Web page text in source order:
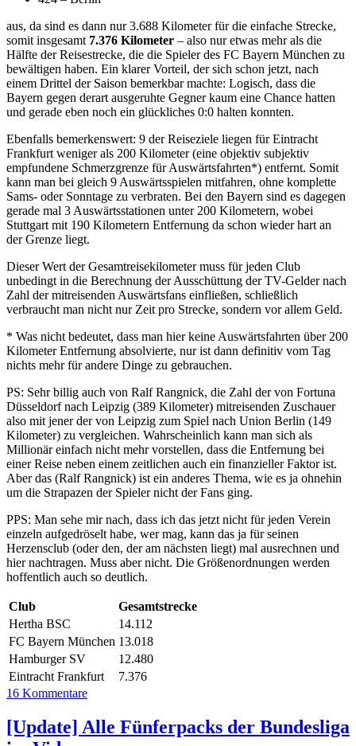
aus, da sind es dann nur 3.688 Kilometer für die einfache Strecke,
somit insgesamt 7.376 Kilometer – also nur etwas mehr als die
Hälfte der Reisestrecke, die die Spieler des FC Bayern München zu
bewältigen haben. Ein klarer Vorteil, der sich schon jetzt, nach
einem Drittel der Saison bemerkbar machte: Logisch, dass die
Bayern gegen derart ausgeruhte Gegner kaum eine Chance hatten
und gerade eben noch ein glückliches 0:0 halten konnten.
Ebenfalls bemerkenswert: 9 der Reiseziele liegen für Eintracht
Frankfurt weniger als 200 Kilometer (eine objektiv subjektiv
empfundene Schmerzgrenze für Auswärtsfahrten*) entfernt. Somit
kann man bei gleich 9 Auswärtsspielen mitfahren, ohne komplette
Sams- oder Sonntage zu verbraten. Bei den Bayern sind es dagegen
gerade mal 3 Auswärtsstationen unter 200 Kilometern, wobei
Stuttgart mit 190 Kilometern Entfernung da schon wieder hart an
der Grenze liegt.
Dieser Wert der Gesamtreisekilometer muss für jeden Club
unbedingt in die Berechnung der Ausschüttung der TV-Gelder nach
Zahl der mitreisenden Auswärtsfans einfließen, schließlich
verbraucht man nicht nur Zeit pro Strecke, sondern vor allem Geld.
* Was nicht bedeutet, dass man hier keine Auswärtsfahrten über 200
Kilometer Entfernung absolvierte, nur ist dann definitiv vom Tag
nichts mehr für andere Dinge zu gebrauchen.
PS: Sehr billig auch von Ralf Rangnick, die Zahl der von Fortuna
Düsseldorf nach Leipzig (389 Kilometer) mitreisenden Zuschauer
also mit jener der von Leipzig zum Spiel nach Union Berlin (149
Kilometer) zu vergleichen. Wahrscheinlich kann man sich als
Millionär einfach nicht mehr vorstellen, dass die Entfernung bei
einer Reise neben einem zeitlichen auch ein finanzieller Faktor ist.
Aber das (Ralf Rangnick) ist ein anderes Thema, wie es ja ohnehin
um die Strapazen der Spieler nicht der Fans ging.
PPS: Man sehe mir nach, dass ich das jetzt nicht für jeden Verein
einzeln aufgedröselt habe, wer mag, kann das ja für seinen
Herzensclub (oder den, der am nächsten liegt) mal ausrechnen und
hier nachtragen. Muss aber nicht. Die Größenordnungen werden
hoffentlich auch so deutlich.
Club
Gesamtstrecke
Hertha BSC
14.112
FC Bayern München 13.018
Hamburger SV
12.480
Eintracht Frankfurt
7.376
16 Kommentare
[Update] Alle Fünferpacks der Bundesliga